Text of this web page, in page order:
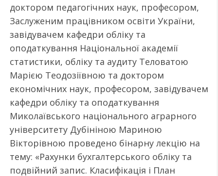
доктором педагогічних наук, професором,
Заслуженим працівником освіти України,
завідувачем кафедри обліку та
оподаткування Національної академії
статистики, обліку та аудиту Теловатою
Марією Теодозіївною та доктором
економічних наук, професором, завідувачем
кафедри обліку та оподаткування
Миколаївського національного аграрного
університету Дубініною Мариною
Вікторівною проведено бінарну лекцію на
тему: «Рахунки бухгалтерського обліку та
подвійний запис. Класифікація і План